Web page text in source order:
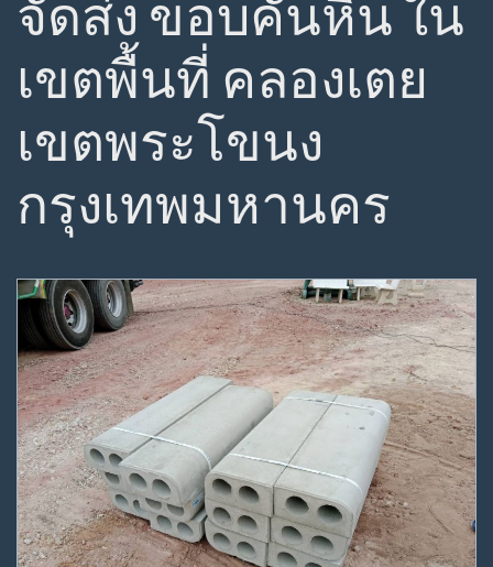
จัดส่ง ขอบคันหิน ใน
เขตพื้นที่ คลองเตย
เขตพระโขนง
กรุงเทพมหานคร